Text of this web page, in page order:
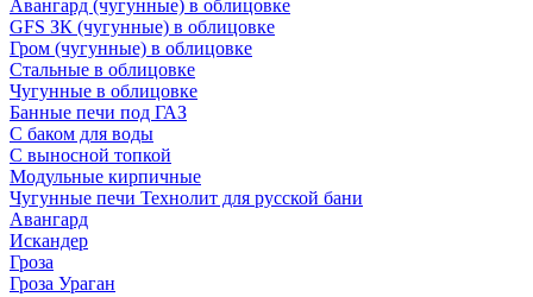
Авангард (чугунные) в облицовке
GFS ЗК (чугунные) в облицовке
Гром (чугунные) в облицовке
Стальные в облицовке
Чугунные в облицовке
Банные печи под ГАЗ
С баком для воды
С выносной топкой
Модульные кирпичные
Чугунные печи Технолит для русской бани
Авангард
Искандер
Гроза
Гроза Ураган